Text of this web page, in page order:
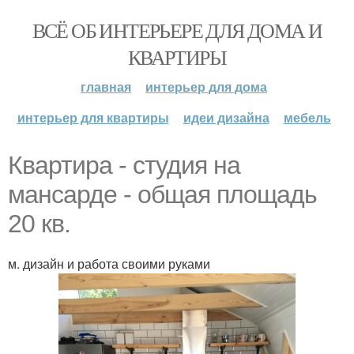
ВСЁ ОБ ИНТЕРЬЕРЕ ДЛЯ ДОМА И
КВАРТИРЫ
главная
интерьер для дома
интерьер для квартиры
идеи дизайна мебель
Квартира - студия на
мансарде - общая площадь
20 кв.
м. дизайн и работа своими руками